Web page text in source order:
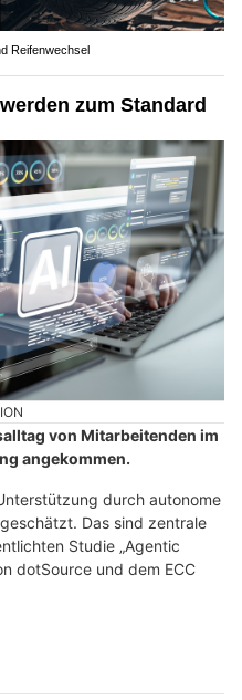
Reifenwechsel
zum Standard
von Mitarbeitenden im
angekommen.
durch autonome
Das sind zentrale
Studie „Agentic
dotSource und dem ECC